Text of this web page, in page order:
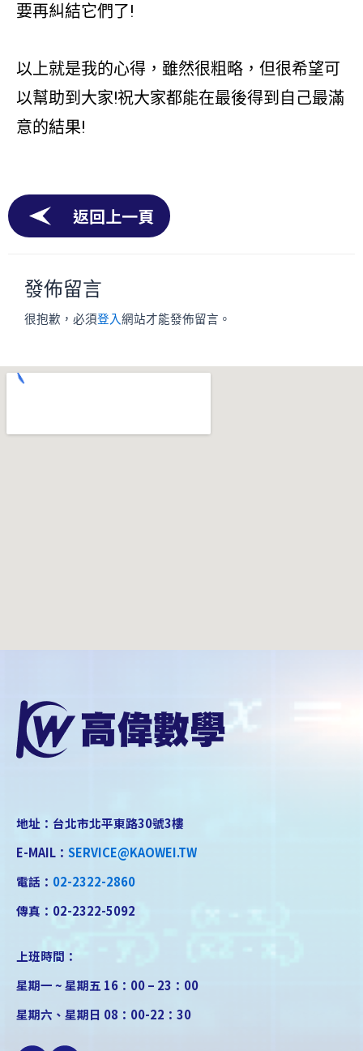
要再糾結它們了!
以上就是我的心得，雖然很粗略，但很希望可
以幫助到大家!祝大家都能在最後得到自己最滿
意的結果!
返回上一頁
發佈留言
很抱歉，必須登入網站才能發佈留言。
地址：台北市北平東路30號3樓
E-MAIL： SERVICE@KAOWEI.TW
電話： 02-2322-2860
傳真：02-2322-5092
上班時間：
星期一 ~ 星期五 16：00 – 23：00
星期六、星期日 08：00-22：30